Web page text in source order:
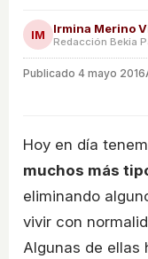
IM Irmina Merino
Redacción Bekia
Publicado 4 mayo 2016
Hoy en día
muchos más
eliminando
vivir con
Algunas de ellas